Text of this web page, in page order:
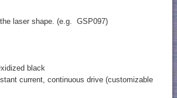
laser shape. (e.g. GSP097)
black
current, continuous drive (customizable